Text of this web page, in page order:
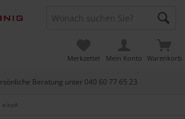
Beratung unter 040 60 77 65 23
Warenkorb
Merkzettel Mein Konto
einzA